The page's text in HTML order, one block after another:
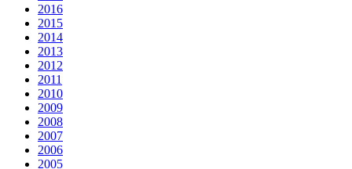
2016
2015
2014
2013
2012
2011
2010
2009
2008
2007
2006
2005